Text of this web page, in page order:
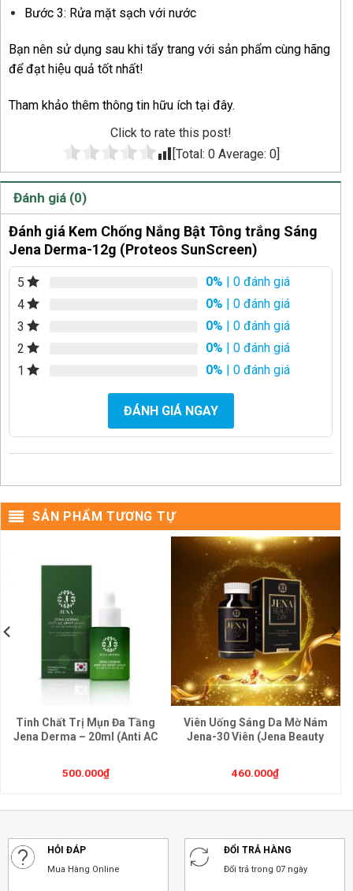
Bước 3: Rửa mặt sạch với nước
Bạn nên sử dụng sau khi tẩy trang với sản phẩm cùng hãng
để đạt hiệu quả tốt nhất!
Tham khảo thêm thông tin hữu ích tại đây.
Click to rate this post!
[Total: 0Average: 0]
Đánh giá (0)
Đánh giá Kem Chống Nắng Bật Tông trắng Sáng
Jena Derma-12g (Proteos SunScreen)
5 0% | 0 đánh giá
4
0% | 0 đánh giá
3
0% | 0 đánh giá
2
0% | 0 đánh giá
1
0% | 0 đánh giá
ĐÁNH GIÁ NGAY
SẢN PHẨM TƯƠNG TỰ
Tinh Chất Trị Mụn Đa Tầng
Jena Derma – 20ml (Anti AC
500.000₫
Viên Uống Sáng Da Mờ Nám
Jena-30 Viên (Jena Beauty
460.000₫
HỎI ĐÁP
Mua Hàng Online
ĐỔI TRẢ HÀNG
Đổi trả trong 07 ngày